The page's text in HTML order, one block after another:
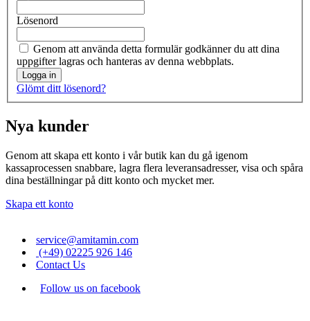
Lösenord
Genom att använda detta formulär godkänner du att dina
uppgifter lagras och hanteras av denna webbplats.
Logga in
Glömt ditt lösenord?
Nya kunder
Genom att skapa ett konto i vår butik kan du gå igenom
kassaprocessen snabbare, lagra flera leveransadresser, visa och spåra
dina beställningar på ditt konto och mycket mer.
Skapa ett konto
service@amitamin.com
(+49) 02225 926 146
Contact Us
Follow us on facebook